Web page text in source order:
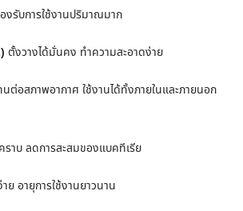
งรับการใช้งานปริมาณมาก
ตั้งวางได้มั่นคง ทำความสะอาดง่าย
ต่อสภาพอากาศ ใช้งานได้ทั้งภายในและภายนอก
าบ ลดการสะสมของแบคทีเรีย
ย อายุการใช้งานยาวนาน